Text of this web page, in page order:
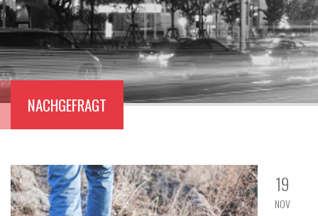
NACHGEFRAGT
19
NOV